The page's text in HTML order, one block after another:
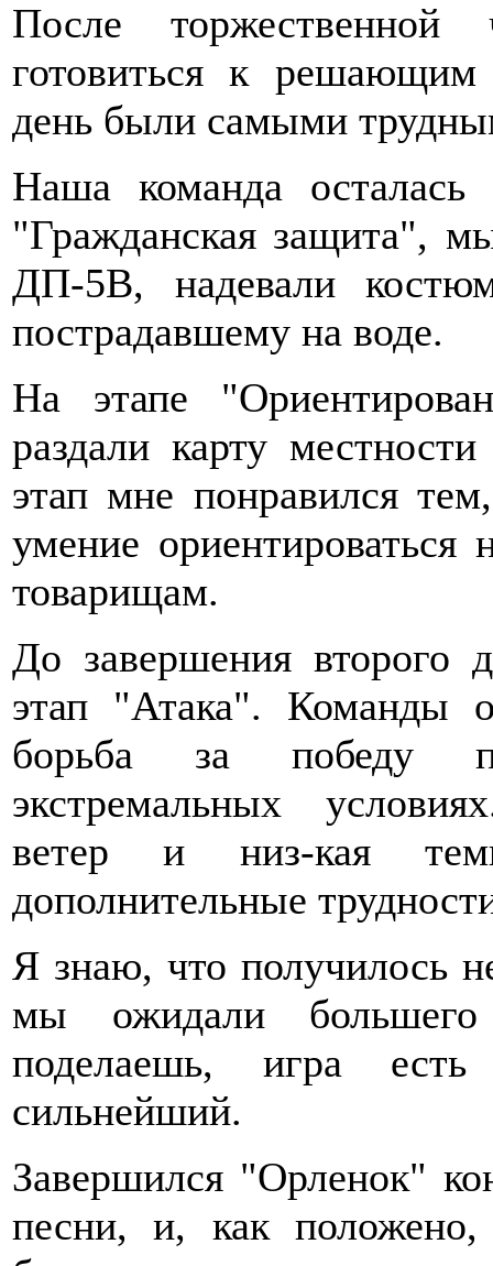
После
готовиться к
день были самыми
Наша команда осталась
"Гражданская защита",
ДП-5В, надевали
пострадавшему на воде.
На этапе
раздали карту
этап мне понравился
умение ориентироваться
товарищам.
До завершения второго
этап "Атака". Команды
борьба за победу
экстремальных
ветер и низ-кая
дополнительные
Я знаю, что получилось
мы ожидали
поделаешь, игра
сильнейший.
Завершился "Орленок"
песни, и, как